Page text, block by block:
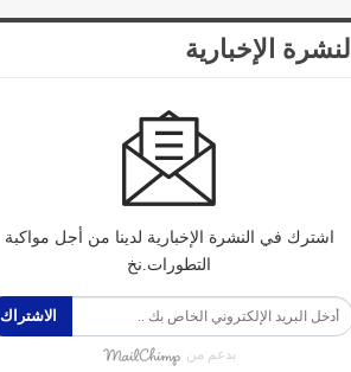
النشرة الإخبارية
اشترك في النشرة الإخبارية لدينا من أجل مواكبة
التطورات.نخ
الاشتراك
بدعم من